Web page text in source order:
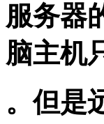
服务器
脑主机
。但是